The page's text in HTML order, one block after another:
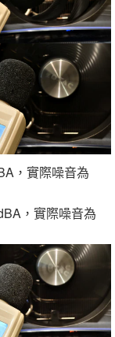
，實際噪音為
，實際噪音為